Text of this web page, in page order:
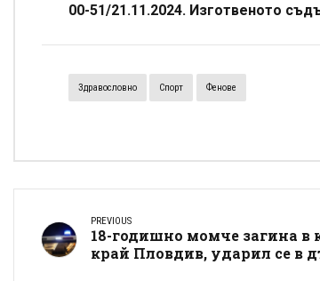
00-51/21.11.2024. Изготвеното
Здравословно Спорт Фенове
PREVIOUS
18-годишно момче загина в
край Пловдив, ударил се в